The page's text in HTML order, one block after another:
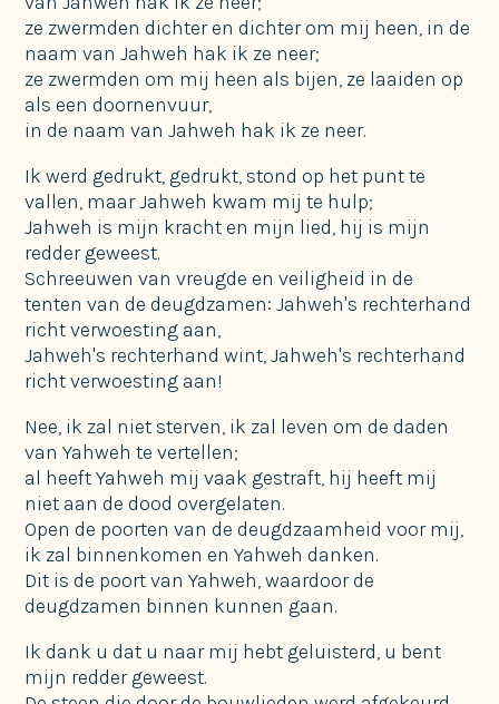
ze zwermden dichter en dichter om mij heen, in de
naam van Jahweh hak ik ze neer;
ze zwermden om mij heen als bijen, ze laaiden op
als een doornenvuur,
in de naam van Jahweh hak ik ze neer.
Ik werd gedrukt, gedrukt, stond op het punt te
vallen, maar Jahweh kwam mij te hulp;
Jahweh is mijn kracht en mijn lied, hij is mijn
redder geweest.
Schreeuwen van vreugde en veiligheid in de
tenten van de deugdzamen: Jahweh's rechterhand
richt verwoesting aan,
Jahweh's rechterhand wint, Jahweh's rechterhand
richt verwoesting aan!
Nee, ik zal niet sterven, ik zal leven om de daden
van Yahweh te vertellen;
al heeft Yahweh mij vaak gestraft, hij heeft mij
niet aan de dood overgelaten.
Open de poorten van de deugdzaamheid voor mij,
ik zal binnenkomen en Yahweh danken.
Dit is de poort van Yahweh, waardoor de
deugdzamen binnen kunnen gaan.
Ik dank u dat u naar mij hebt geluisterd, u bent
mijn redder geweest.